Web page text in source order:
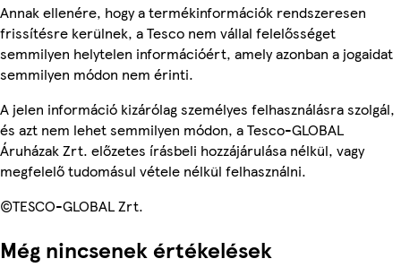
Annak ellenére, hogy a termékinformációk rendszeresen
frissítésre kerülnek, a Tesco nem vállal felelősséget
semmilyen helytelen információért, amely azonban a jogaidat
semmilyen módon nem érinti.
A jelen információ kizárólag személyes felhasználásra szolgál,
és azt nem lehet semmilyen módon, a Tesco-GLOBAL
Áruházak Zrt. előzetes írásbeli hozzájárulása nélkül, vagy
megfelelő tudomásul vétele nélkül felhasználni.
©TESCO-GLOBAL Zrt.
Még nincsenek értékelések